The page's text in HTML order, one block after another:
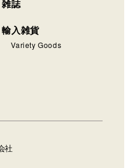
雑誌
輸入雑貨
Variety Goods
社